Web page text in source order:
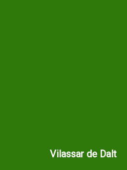
Vilassar de Dalt